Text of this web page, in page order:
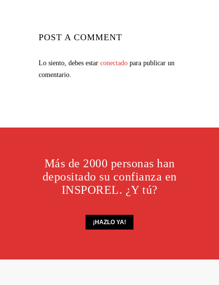
POST A COMMENT
Lo siento, debes estar conectado para publicar un
comentario.
Más de 2000 personas han
depositado su confianza en
INSPOREL. ¿Y tú?
¡HAZLO YA!